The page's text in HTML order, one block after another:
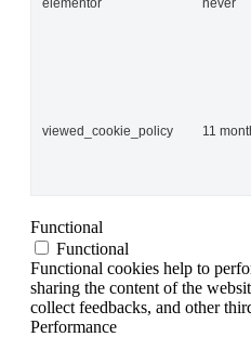
viewed_cookie_policy 11
Functional
Functional
Functional cookies help to
sharing the content of the
collect feedbacks, and other
Performance